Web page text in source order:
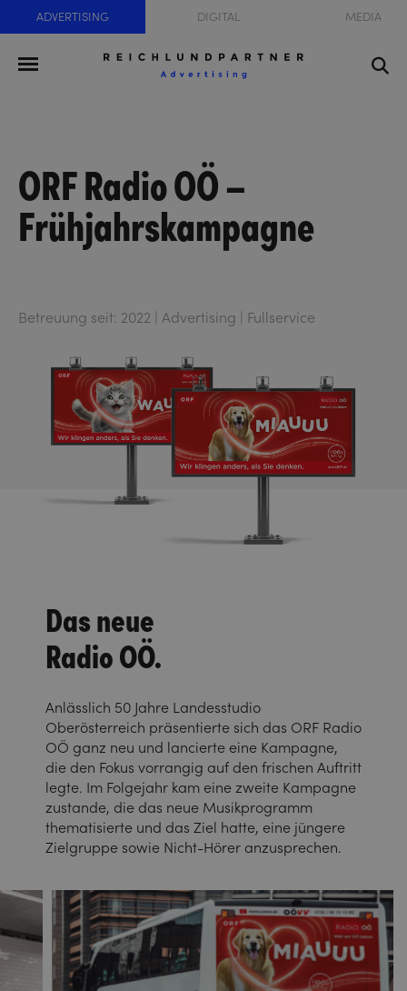
ADVERTISING DIGITAL MEDIA
ORF Radio OÖ –
Frühjahrskampagne
Betreuung seit: 2022 | Advertising | Fullservice
Das neue
Radio OÖ.
Anlässlich 50 Jahre Landesstudio
Oberösterreich präsentierte sich das ORF Radio
OÖ ganz neu und lancierte eine Kampagne,
die den Fokus vorrangig auf den frischen Auftritt
legte. Im Folgejahr kam eine zweite Kampagne
zustande, die das neue Musikprogramm
thematisierte und das Ziel hatte, eine jüngere
Zielgruppe sowie Nicht-Hörer anzusprechen.